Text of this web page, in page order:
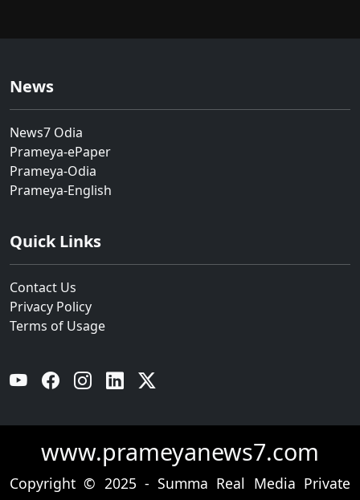
News
News7 Odia
Prameya-ePaper
Prameya-Odia
Prameya-English
Quick Links
Contact Us
Privacy Policy
Terms of Usage
YouTube Facebook Instagram Linkedin
www.prameyanews7.com
Copyright © 2025 - Summa Real Media Private